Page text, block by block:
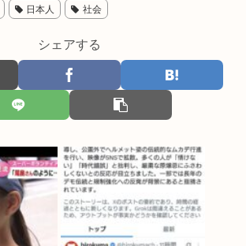
日本人 社会
シェアする